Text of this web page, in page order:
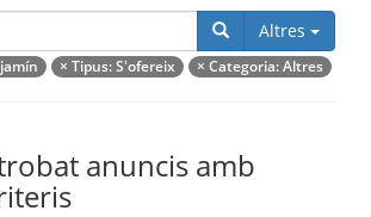
Altres
× Tipus: S'ofereix × Categoria: Altres
anuncis amb